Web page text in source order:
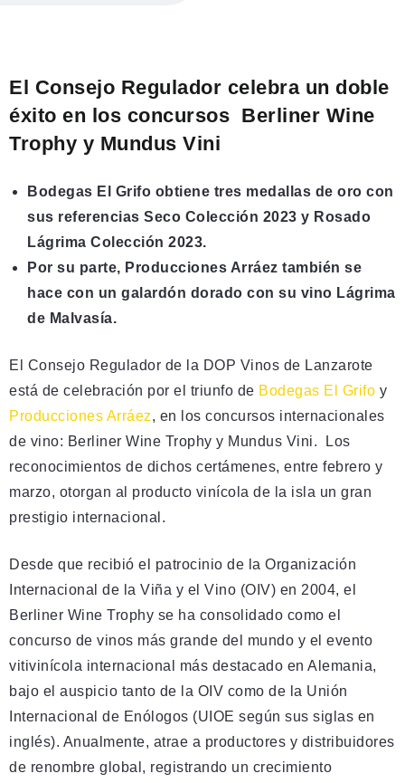
El Consejo Regulador celebra un doble
éxito en los concursos Berliner Wine
Trophy y Mundus Vini
Bodegas El Grifo obtiene tres medallas de oro con
sus referencias Seco Colección 2023 y Rosado
Lágrima Colección 2023.
Por su parte, Producciones Arráez también se
hace con un galardón dorado con su vino Lágrima
de Malvasía.
El Consejo Regulador de la DOP Vinos de Lanzarote
está de celebración por el triunfo de Bodegas El Grifo y
Producciones Arráez, en los concursos internacionales
de vino: Berliner Wine Trophy y Mundus Vini. Los
reconocimientos de dichos certámenes, entre febrero y
marzo, otorgan al producto vinícola de la isla un gran
prestigio internacional.
Desde que recibió el patrocinio de la Organización
Internacional de la Viña y el Vino (OIV) en 2004, el
Berliner Wine Trophy se ha consolidado como el
concurso de vinos más grande del mundo y el evento
vitivinícola internacional más destacado en Alemania,
bajo el auspicio tanto de la OIV como de la Unión
Internacional de Enólogos (UIOE según sus siglas en
inglés). Anualmente, atrae a productores y distribuidores
de renombre global, registrando un crecimiento